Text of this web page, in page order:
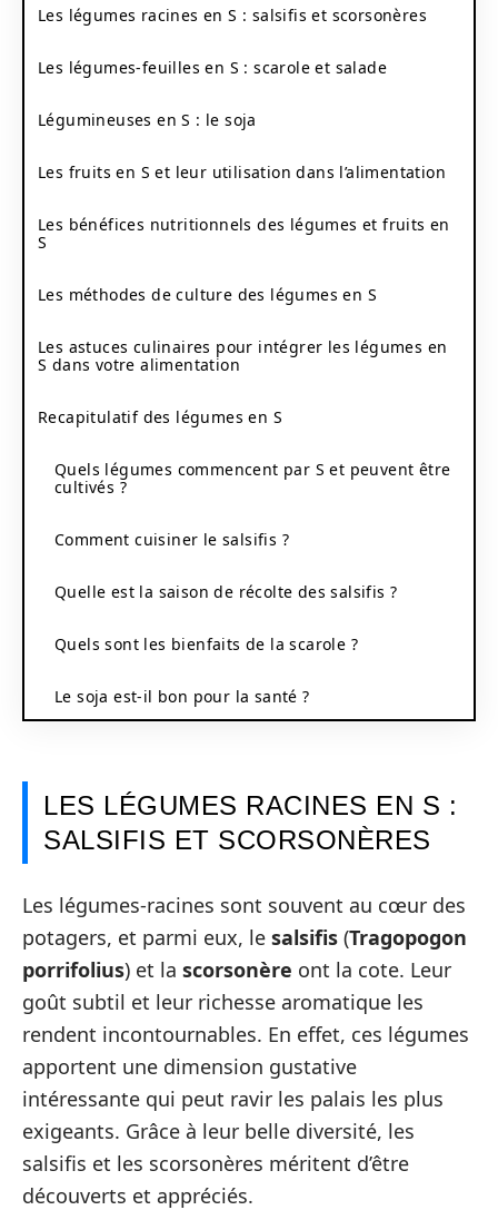
Les légumes racines en S : salsifis et scorsonères
Les légumes-feuilles en S : scarole et salade
Légumineuses en S : le soja
Les fruits en S et leur utilisation dans l’alimentation
Les bénéfices nutritionnels des légumes et fruits en
S
Les méthodes de culture des légumes en S
Les astuces culinaires pour intégrer les légumes en
S dans votre alimentation
Recapitulatif des légumes en S
Quels légumes commencent par S et peuvent être
cultivés ?
Comment cuisiner le salsifis ?
Quelle est la saison de récolte des salsifis ?
Quels sont les bienfaits de la scarole ?
Le soja est-il bon pour la santé ?
LES LÉGUMES RACINES EN S :
SALSIFIS ET SCORSONÈRES
Les légumes-racines sont souvent au cœur des
potagers, et parmi eux, le salsifis (Tragopogon
porrifolius) et la scorsonère ont la cote. Leur
goût subtil et leur richesse aromatique les
rendent incontournables. En effet, ces légumes
apportent une dimension gustative
intéressante qui peut ravir les palais les plus
exigeants. Grâce à leur belle diversité, les
salsifis et les scorsonères méritent d’être
découverts et appréciés.